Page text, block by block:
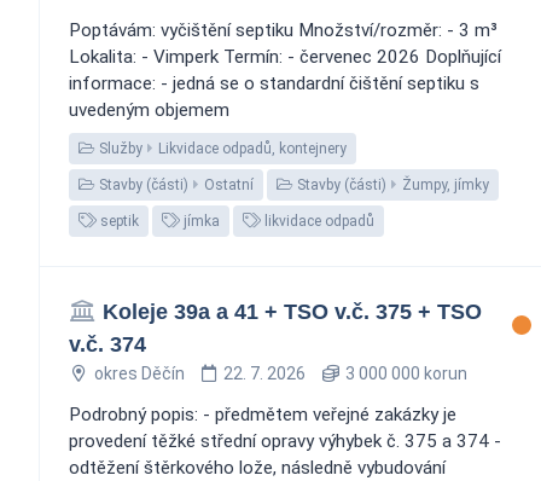
Poptávám: vyčištění septiku Množství/rozměr: - 3 m³
Lokalita: - Vimperk Termín: - červenec 2026 Doplňující
informace: - jedná se o standardní čištění septiku s
uvedeným objemem
Služby Likvidace odpadů, kontejnery
Stavby (části) Ostatní Stavby (části) Žumpy, jímky
septik jímka likvidace odpadů
Koleje 39a a 41 + TSO v.č. 375 + TSO
v.č. 374
okres Děčín 22. 7. 2026 3 000 000 korun
Podrobný popis: - předmětem veřejné zakázky je
provedení těžké střední opravy výhybek č. 375 a 374 -
odtěžení štěrkového lože, následně vybudování